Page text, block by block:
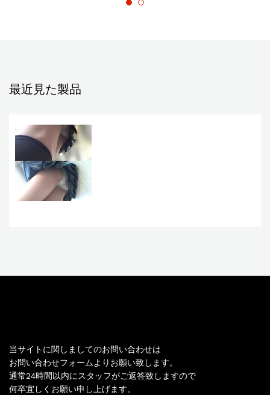
最近見た製品
当サイトに関しましてのお問い合わせは
お問い合わせフォームよりお願い致します。
通常24時間以内にスタッフがご返答致しますので
何卒宜しくお願い申し上げます。